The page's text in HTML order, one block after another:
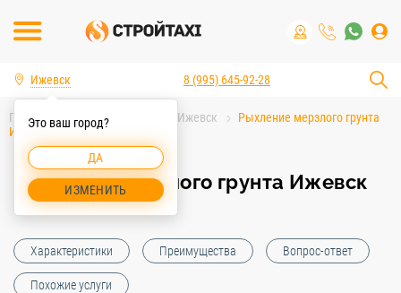
Ижевск
Это ваш город?
ДА
ИЗМЕНИТЬ
8 (995) 645-92-28
Главная Услуги спецтехники Ижевск
Рыхление мерзлого грунта
Ижевск
Рыхление мерзлого грунта Ижевск
Характеристики Преимущества Вопрос-ответ
Похожие услуги